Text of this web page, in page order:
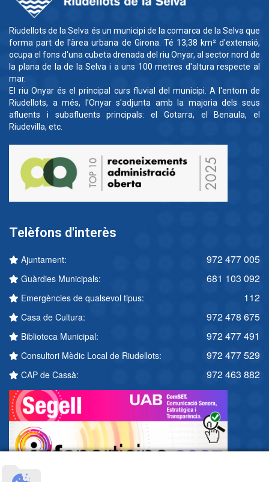
Riudellots de la Selva és un municipi de la comarca de la Selva que
forma part de l'àrea urbana de Girona. Té 13,38 km² d'extensió,
ocupa el fons d'una cubeta drenada del riu Onyar, al sector nord de
la plana de la de la Selva i a uns 100 metres d'altura respecte al
mar.
El riu Onyar és el principal curs fluvial del municipi. A l'entorn de
Riudellots, a més, l'Onyar s'adjunta amb la majoria dels seus
afluents i subafluents principals: el Gotarra, el Benaula, el
Riudevilla, etc.
Telèfons d'interès
Ajuntament: 972 477 005
Guàrdies Municipals: 681 103 092
Emergències de qualsevol tipus: 112
Casa de Cultura: 972 478 675
Biblioteca Municipal: 972 477 491
Consultori Mèdic Local de Riudellots: 972 477 529
CAP de Cassà: 972 463 882